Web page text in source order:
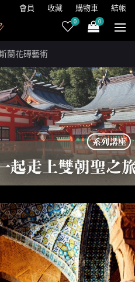
會員 收藏 購物車 結帳
0 0
蘭花磚藝術